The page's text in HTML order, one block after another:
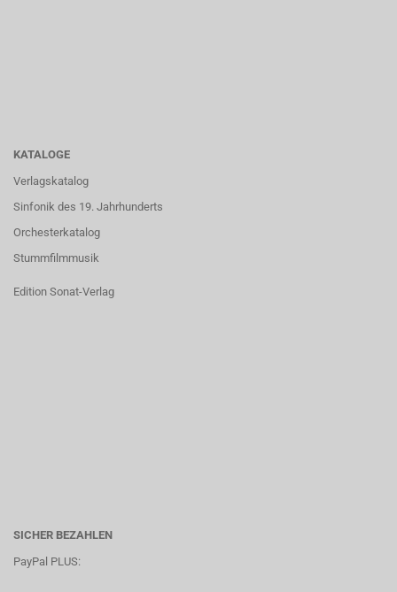
KATALOGE
Verlagskatalog
Sinfonik des 19. Jahrhunderts
Orchesterkatalog
Stummfilmmusik
Edition Sonat-Verlag
SICHER BEZAHLEN
PayPal PLUS: